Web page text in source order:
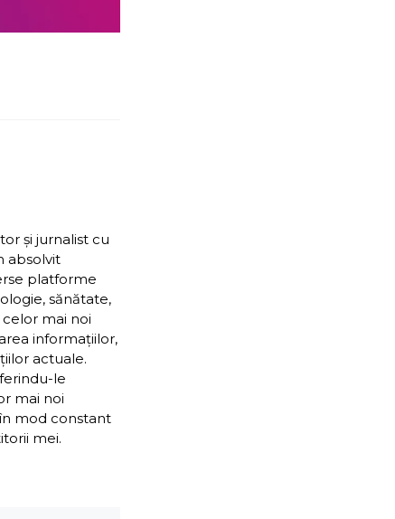
și jurnalist cu
absolvit
platforme
sănătate,
mai noi
informațiilor,
actuale.
le
mai noi
mod constant
mei.